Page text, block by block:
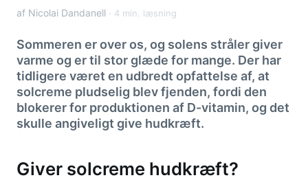
af Nicolai Dandanell 4 min. læsning
Sommeren er over os, og solens stråler giver
varme og er til stor glæde for mange. Der har
tidligere været en udbredt opfattelse af, at
solcreme pludselig blev fjenden, fordi den
blokerer for produktionen af D-vitamin, og det
skulle angiveligt give hudkræft.
Giver solcreme hudkræft?